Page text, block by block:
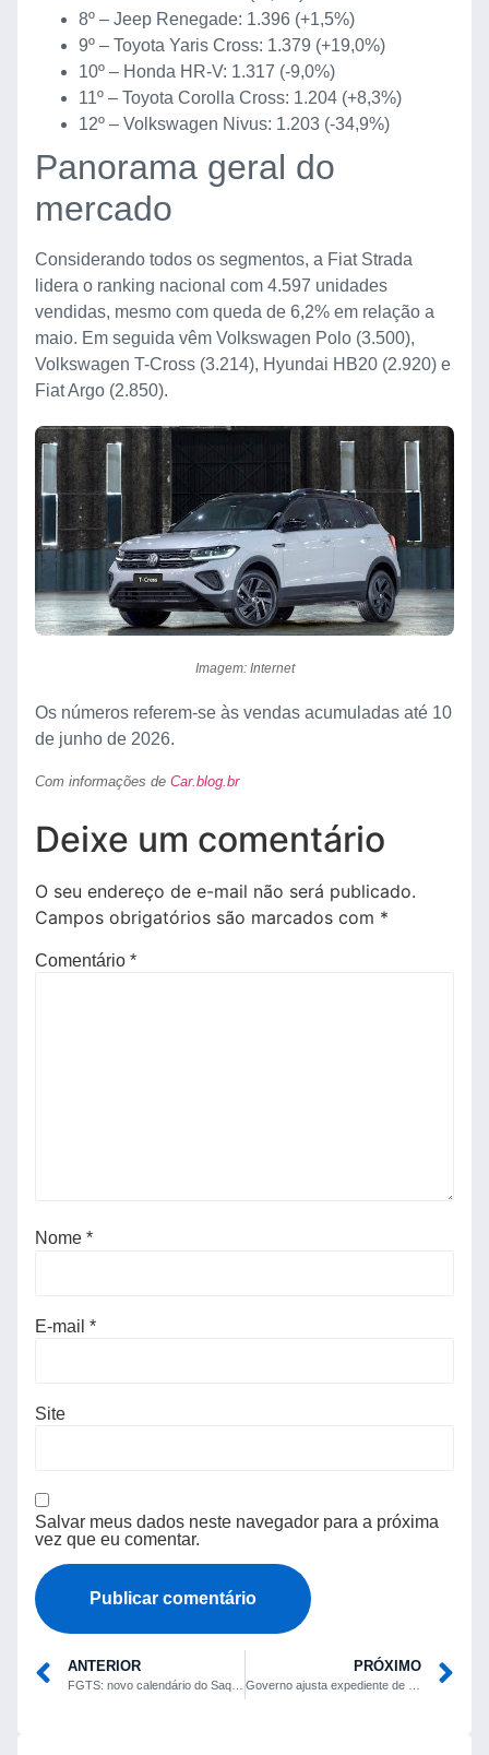
8º – Jeep Renegade: 1.396 (+1,5%)
9º – Toyota Yaris Cross: 1.379 (+19,0%)
10º – Honda HR-V: 1.317 (-9,0%)
11º – Toyota Corolla Cross: 1.204 (+8,3%)
12º – Volkswagen Nivus: 1.203 (-34,9%)
Panorama geral do
mercado
Considerando todos os segmentos, a Fiat Strada
lidera o ranking nacional com 4.597 unidades
vendidas, mesmo com queda de 6,2% em relação a
maio. Em seguida vêm Volkswagen Polo (3.500),
Volkswagen T-Cross (3.214), Hyundai HB20 (2.920) e
Fiat Argo (2.850).
Imagem: Internet
Os números referem-se às vendas acumuladas até 10
de junho de 2026.
Com informações de Car.blog.br
Deixe um comentário
O seu endereço de e-mail não será publicado.
Campos obrigatórios são marcados com *
Comentário *
Nome *
E-mail *
Site
Salvar meus dados neste navegador para a próxima
vez que eu comentar.
ANTERIOR PRÓXIMO